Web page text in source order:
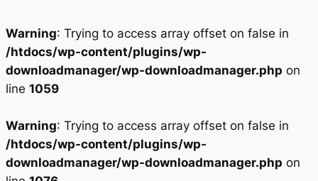
Warning: Trying to access array offset on false in
/htdocs/wp-content/plugins/wp-
downloadmanager/wp-downloadmanager.php on
line 1059
Warning: Trying to access array offset on false in
/htdocs/wp-content/plugins/wp-
downloadmanager/wp-downloadmanager.php on